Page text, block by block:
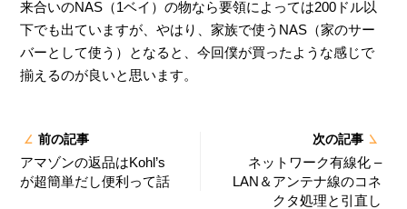
来合いのNAS（1ベイ）の物なら要領によっては200ドル以
下でも出ていますが、やはり、家族で使うNAS（家のサー
バーとして使う）となると、今回僕が買ったような感じで
揃えるのが良いと思います。
前の記事
アマゾンの返品はKohl’s
が超簡単だし便利って話
次の記事
ネットワーク有線化 –
LAN＆アンテナ線のコネ
クタ処理と引直し